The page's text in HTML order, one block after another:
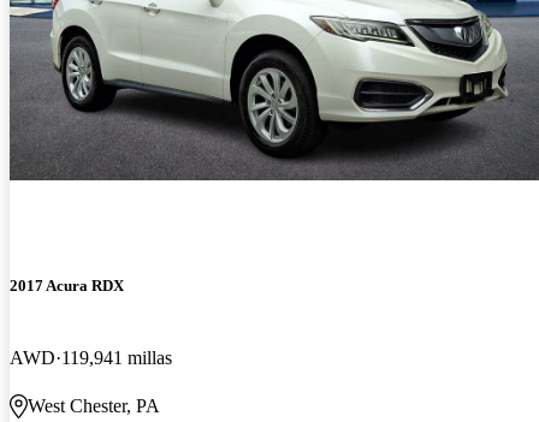
2017 Acura RDX
AWD 119,941 millas
West Chester, PA